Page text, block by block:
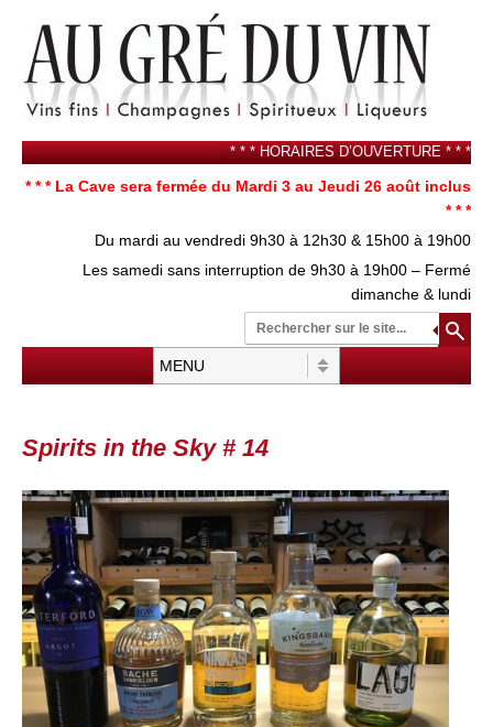
* * * HORAIRES D’OUVERTURE * * *
* * * La Cave sera fermée du Mardi 3 au Jeudi 26 août inclus
* * *
Du mardi au vendredi 9h30 à 12h30 & 15h00 à 19h00
Les samedi sans interruption de 9h30 à 19h00 – Fermé
dimanche & lundi
Spirits in the Sky # 14